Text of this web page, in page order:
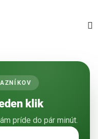
klik
príde do pár minút.